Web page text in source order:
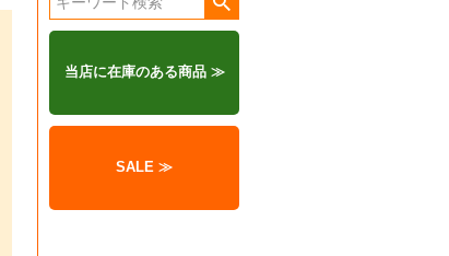
当店に在庫のある商品 ≫
SALE ≫